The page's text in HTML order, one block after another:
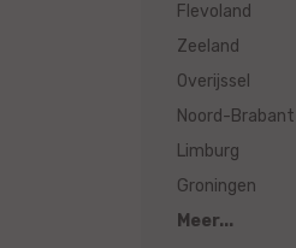
Flevoland
Zeeland
Overijssel
Noord-Brabant
Limburg
Groningen
Meer...